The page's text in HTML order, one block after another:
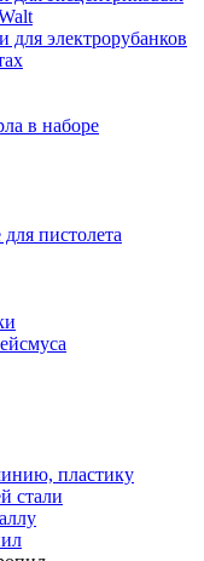
для электрорубанков
в наборе
пистолета
пластику
стали